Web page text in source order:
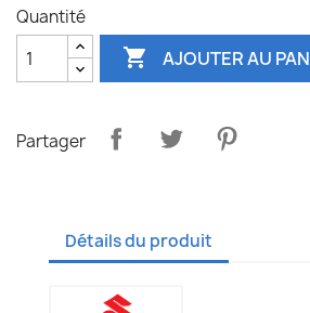
Quantité
 AJOUTER AU
Partager
Détails du produit